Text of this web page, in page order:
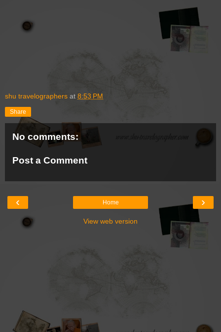
shu travelographers at 8:53 PM
Share
No comments:
Post a Comment
‹ ›
Home
View web version